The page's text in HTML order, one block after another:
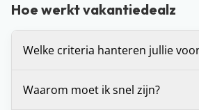
Hoe werkt vakantiedealz
Welke criteria hanteren jullie
willen verblijven? Is het antwoord
Waarom moet ik snel zijn?